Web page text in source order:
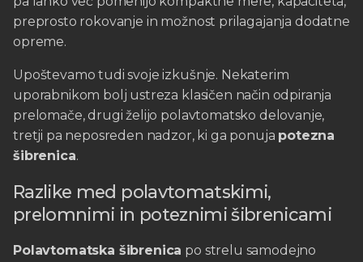
preprosto rokovanje in možnost prilagajanja dodatne
opreme.
Upoštevamo tudi svoje izkušnje. Nekaterim
uporabnikom bolj ustreza klasičen način odpiranja
prelomače, drugi želijo polavtomatsko delovanje,
tretji pa neposreden nadzor, ki ga ponuja potezna
šibrenica.
Razlike med polavtomatskimi,
prelomnimi in poteznimi šibrenicami
Polavtomatska šibrenica po strelu samodejno